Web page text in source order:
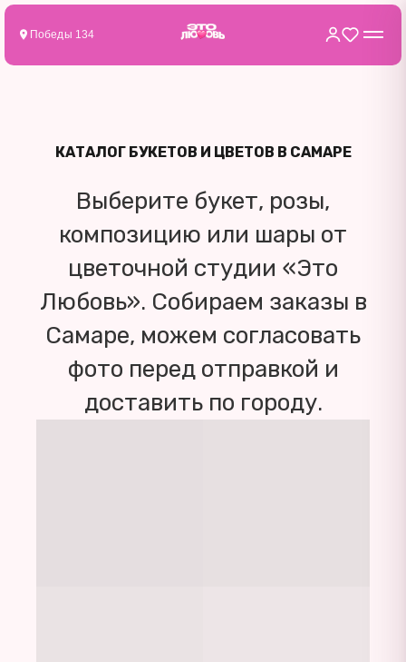
Победы 134
КАТАЛОГ БУКЕТОВ И ЦВЕТОВ В САМАРЕ
Выберите букет, розы,
композицию или шары от
цветочной студии «Это
Любовь». Собираем заказы в
Самаре, можем согласовать
фото перед отправкой и
доставить по городу.